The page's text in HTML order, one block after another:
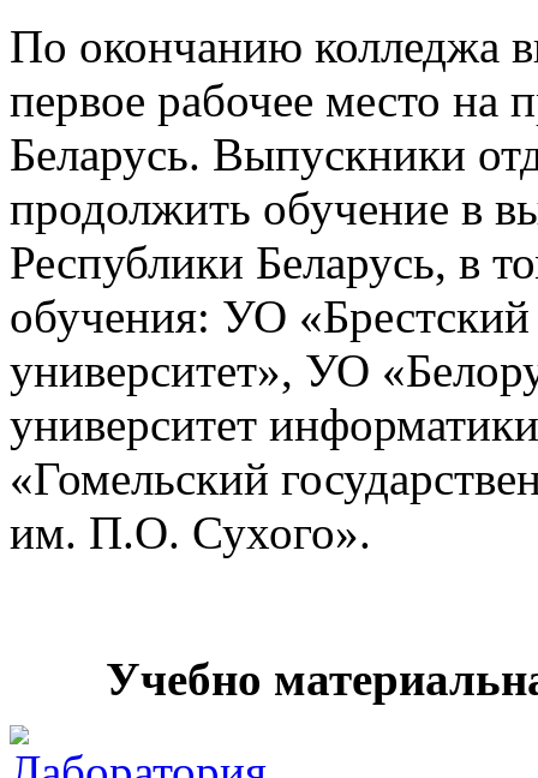
По окончанию колледжа
первое рабочее место на
Беларусь. Выпускники
продолжить обучение в
Республики Беларусь, в
обучения: УО «Брестский
университет», УО
университет
«Гомельский
им. П.О. Сухого».
Учебно